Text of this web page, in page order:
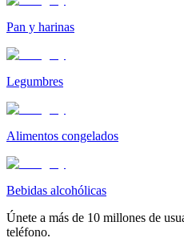
Pan y harinas
Legumbres
Alimentos congelados
Bebidas alcohólicas
Únete a más de 10 millones de
teléfono.